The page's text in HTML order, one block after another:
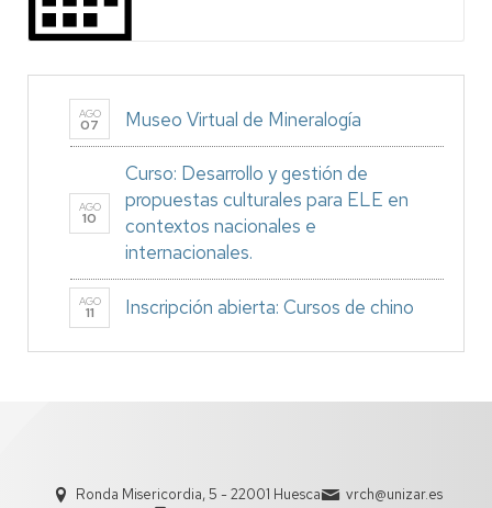
AGO
07 Museo Virtual de Mineralogía
AGO
10
Curso: Desarrollo y gestión de
propuestas culturales para ELE en
contextos nacionales e
internacionales.
AGO
11 Inscripción abierta: Cursos de chino
Ronda Misericordia, 5 - 22001 Huesca
vrch@unizar.es